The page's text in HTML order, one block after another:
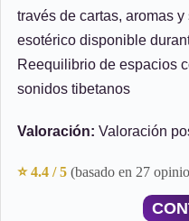
través de cartas, aromas
esotérico disponible
Reequilibrio de espacios
sonidos tibetanos
Valoración: Valoración
⭐ 4.4 / 5 (basado en 27